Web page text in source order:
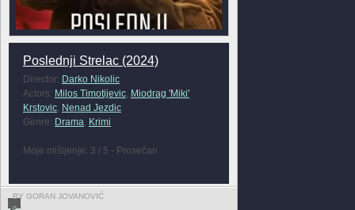
Poslednji Strelac (2024)
Director: Darko Nikolic
Actors: Milos Timotijevic, Miodrag 'Miki'
Krstovic, Nenad Jezdic
Genre: Drama, Krimi
Moje mišljenje: 3 / 5 - Prosečan
BY GORAN JOVANOVIĆ